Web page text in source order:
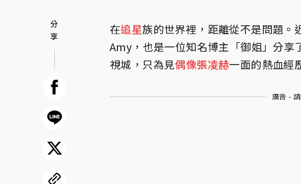
在追星族的世界裡，距離從不是問題。
Amy，也是一位知名博主「御姐」分
視城，只為見偶像張凌赫一面的熱血經
廣告 -